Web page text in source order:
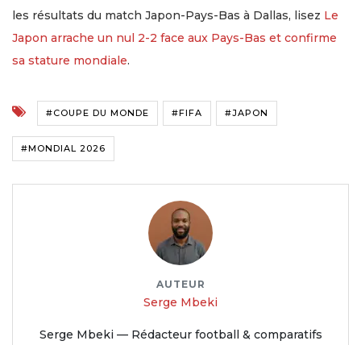
les résultats du match Japon-Pays-Bas à Dallas, lisez Le
Japon arrache un nul 2-2 face aux Pays-Bas et confirme
sa stature mondiale.
#COUPE DU MONDE #FIFA #JAPON
#MONDIAL 2026
AUTEUR
Serge Mbeki
Serge Mbeki — Rédacteur football & comparatifs